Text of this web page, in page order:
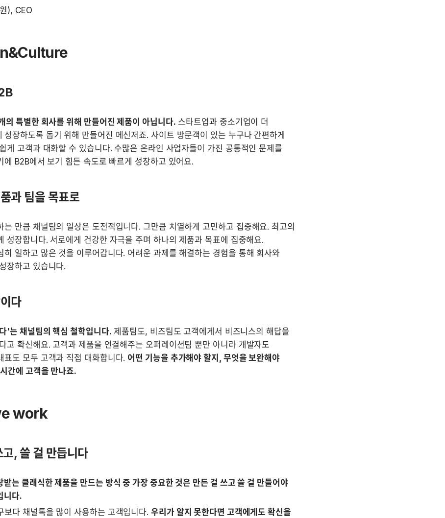
), CEO
의 특별한 회사를 위해 만들어진 제품이 아닙니다. 스타트업과 중소기업이 더
성장하도록 돕기 위해 만들어진 메신저죠. 사이트 방문객이 있는 누구나 간편하게
게 고객과 대화할 수 있습니다. 수많은 온라인 사업자들이 가진 공통적인 문제를
에 B2B에서 보기 힘든 속도로 빠르게 성장하고 있어요.
과 팀을 목표로
는 만큼 채널팀의 일상은 도전적입니다. 그만큼 치열하게 고민하고 집중해요. 최고의
성장합니다. 서로에게 건강한 자극을 주며 하나의 제품과 목표에 집중해요.
히 일하고 많은 것을 이루어갑니다. 어려운 과제를 해결하는 경험을 통해 회사와
장하고 있습니다.
다
'는 채널팀의 핵심 철학입니다. 제품팀도, 비즈팀도 고객에게서 비즈니스의 해답을
고 확신해요. 고객과 제품을 연결해주는 오퍼레이션팀 뿐만 아니라 개발자도
표도 모두 고객과 직접 대화합니다. 어떤 기능을 추가해야 할지, 무엇을 보완해야
간에 고객을 만나죠.
work
, 쓸 걸 만듭니다
받는 클래식한 제품을 만드는 방식 중 가장 중요한 것은 만든 걸 쓰고 쓸 걸 만들어야
니다.
보다 채널톡을 많이 사용하는 고객입니다. 우리가 알지 못한다면 고객에게도 확신을